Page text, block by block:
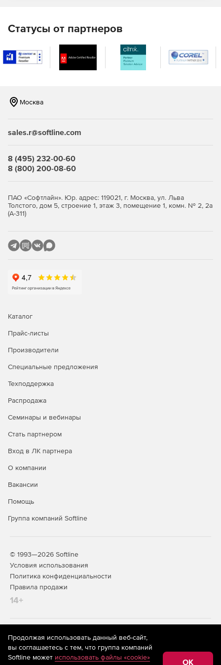
Статусы от партнеров
Москва
sales.r@softline.com
8 (495) 232-00-60
8 (800) 200-08-60
ПАО «Софтлайн». Юр. адрес: 119021, г. Москва, ул. Льва
Толстого, дом 5, строение 1, этаж 3, помещение 1, комн. № 2, 2а
(А-311)
Каталог
Прайс-листы
Производители
Специальные предложения
Техподдержка
Распродажа
Семинары и вебинары
Стать партнером
Вход в ЛК партнера
О компании
Вакансии
Помощь
Группа компаний Softline
© 1993—2026 Softline
Условия использования
Политика конфиденциальности
Правила продажи
14+
На информационном ресурсе store.softline.ru применяются
рекомендательные технологии
(информационные технологии
предоставления информации на основе сбора,
систематизации и анализа сведений, относящихся к
Продолжая использовать данный веб-сайт,
вы соглашаетесь с тем, что группа компаний
Softline может использовать файлы «cookie»
OK